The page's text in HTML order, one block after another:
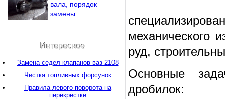
механического
руд,
Основные
дробилок:
вала, порядок
замены
Интересное
Замена седел клапанов ваз 2108
Чистка топливных форсунок
Правила левого поворота на
перекрестке